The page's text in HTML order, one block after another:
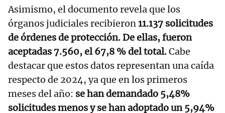
Asimismo, el documento revela que los
órganos judiciales recibieron11.137 solicitudes
de órdenes de protección. De ellas, fueron
aceptadas 7.560, el 67,8 % del total.Cabe
destacar que estos datos representan una caída
respecto de 2024, ya que en los primeros
meses del año: se han demandado 5,48%
solicitudes menos y se han adoptado un 5,94%